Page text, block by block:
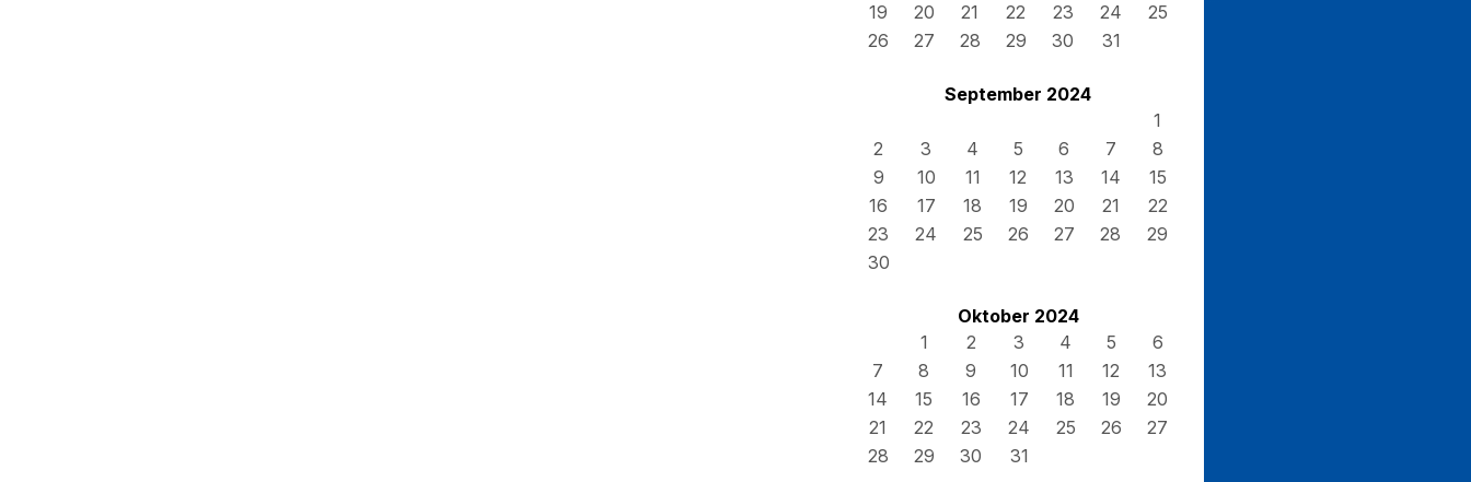
19
20 21 22 23 24
25
26
27 28 29 30 31
September 2024
1
2
3 4 5 6 7
8
9
10 11 12 13 14
15
16
17 18 19 20 21
22
23
24 25 26 27 28
29
30
Oktober 2024
1
2 3 4 5
6
7
8 9 10 11 12
13
14
15 16 17 18 19
20
21
22 23 24 25 26
27
28
29 30 31